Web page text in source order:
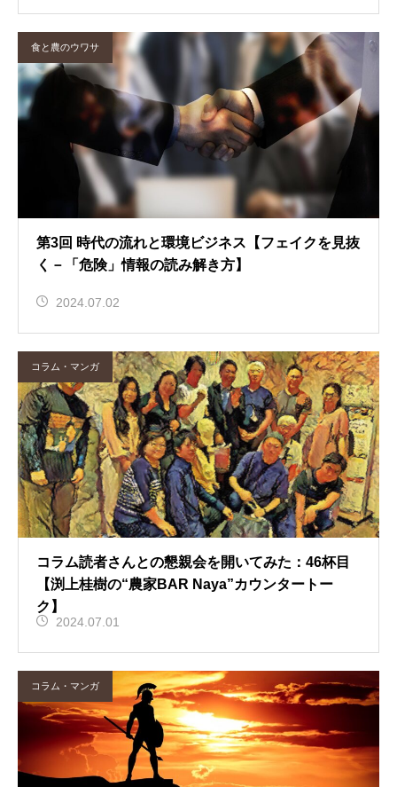
食と農のウワサ
第3回 時代の流れと環境ビジネス【フェイクを見抜
く－「危険」情報の読み解き方】
2024.07.02
コラム・マンガ
コラム読者さんとの懇親会を開いてみた：46杯目
【渕上桂樹の“農家BAR Naya”カウンタートー
ク】
2024.07.01
コラム・マンガ